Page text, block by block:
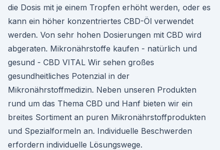
die Dosis mit je einem Tropfen erhöht werden, oder es
kann ein höher konzentriertes CBD-Öl verwendet
werden. Von sehr hohen Dosierungen mit CBD wird
abgeraten. Mikronährstoffe kaufen - natürlich und
gesund - CBD VITAL Wir sehen großes
gesundheitliches Potenzial in der
Mikronährstoffmedizin. Neben unseren Produkten
rund um das Thema CBD und Hanf bieten wir ein
breites Sortiment an puren Mikronährstoffprodukten
und Spezialformeln an. Individuelle Beschwerden
erfordern individuelle Lösungswege.